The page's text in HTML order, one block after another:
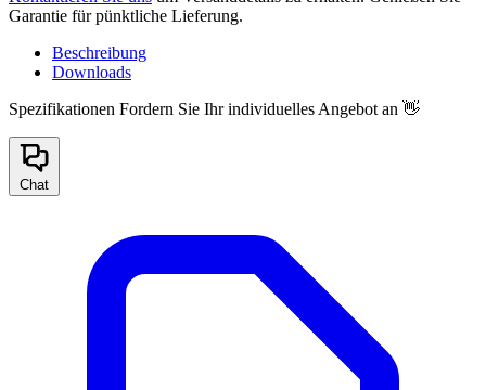
Garantie für pünktliche Lieferung.
Beschreibung
Downloads
Spezifikationen Fordern Sie Ihr individuelles Angebot an 👋
Chat